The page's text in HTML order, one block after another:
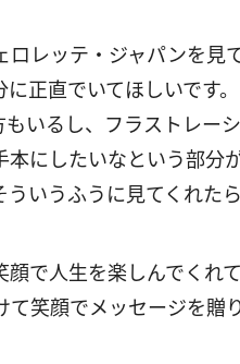
ロレッテ・ジャパンを見
正直でいてほしいです
いるし、フラストレー
本にしたいなという部分
いうふうに見てくれた
顔で人生を楽しんでくれ
笑顔でメッセージを贈